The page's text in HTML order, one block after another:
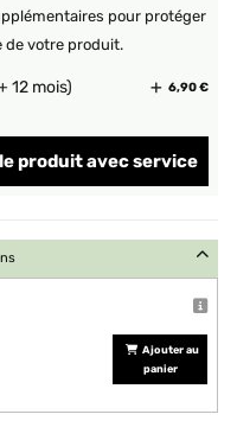
pour protéger
de votre produit.
12 mois) 6,90 €
produit avec service
Ajouter au
panier